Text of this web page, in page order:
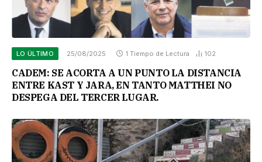
LO ÚLTIMO 25/08/2025 1 Tiempo de Lectura 102
CADEM: SE ACORTA A UN PUNTO LA DISTANCIA
ENTRE KAST Y JARA, EN TANTO MATTHEI NO
DESPEGA DEL TERCER LUGAR.